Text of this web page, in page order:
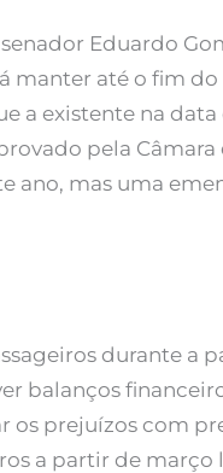
Eduardo
manter até o fim
a existente na
pela Câmara
ano, mas uma
durante a
balanços
os prejuízos com
a partir de março